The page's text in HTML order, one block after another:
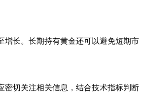
增长。长期持有黄金还可以避免短期市
密切关注相关信息，结合技术指标判断